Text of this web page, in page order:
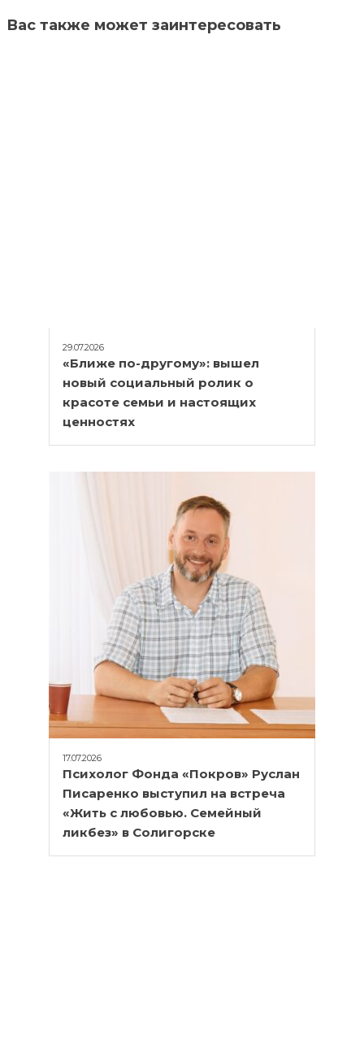
Вас также может заинтересовать
29.07.2026
«Ближе по-другому»: вышел
новый социальный ролик о
красоте семьи и настоящих
ценностях
17.07.2026
Психолог Фонда «Покров» Руслан
Писаренко выступил на встреча
«Жить с любовью. Семейный
ликбез» в Солигорске